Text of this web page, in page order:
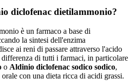
diclofenac dietilammonio?
è un farmaco a base di
la sintesi dell'enzima
ai reni di passare attraverso l'acido
di tutti i farmaci, in particolare
o Aldinio diclofenac sodico sodico,
con una dieta ricca di acidi grassi.